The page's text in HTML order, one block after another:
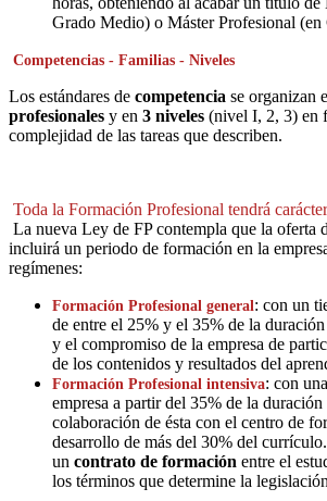
Grado Medio) o Máster Profesional (en
Competencias - Familias - Niveles
Los estándares de competencia se organizan
profesionales y en 3 niveles (nivel I, 2, 3) en
complejidad de las tareas que describen.
Toda la Formación Profesional tendrá
La nueva Ley de FP contempla que la oferta
incluirá un periodo de formación en la
regímenes:
Formación Profesional general : con un
de entre el 25% y el 35% de la
y el compromiso de la empresa de
de los contenidos y resultados del
Formación Profesional intensiva: con
empresa a partir del 35% de la
colaboración de ésta con el centro de
desarrollo de más del 30% del
un contrato de formación entre el
los términos que determine la